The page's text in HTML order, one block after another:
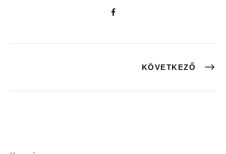
KÖVETKEZŐ